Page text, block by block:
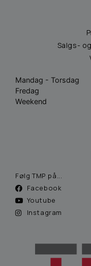
Salgs-
Mandag - Torsdag
Fredag
Weekend
Følg TMP på...
Facebook
Youtube
Instagram